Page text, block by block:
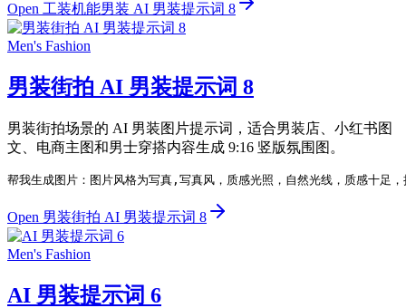
Open 工装机能男装 AI 男装提示词 8
Men's Fashion
男装街拍 AI 男装提示词 8
男装街拍场景的 AI 男装图片提示词，适合男装店、小红书图
文、电商主图和男士穿搭内容生成 9:16 竖版氛围图。
帮我生成图片：图片风格为写真,写真风，质感光照，自然光线，质感十足
Open 男装街拍 AI 男装提示词 8
Men's Fashion
AI 男装提示词 6